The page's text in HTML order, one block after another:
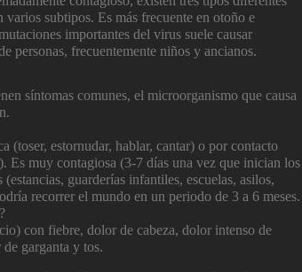
subtipos. Es más frecuente en otoño e
importantes del virus suele causar
personas, frecuentemente niños y ancianos.
síntomas comunes, el microorganismo que causa
(toser, estornudar, hablar, cantar) o por contacto
Es muy contagiosa (3-7 días una vez que inician los
guarderías infantiles, escuelas, asilos,
recorrer el mundo en un periodo de 3 a 6 meses.
con fiebre, dolor de cabeza, dolor intenso de
garganta y tos.